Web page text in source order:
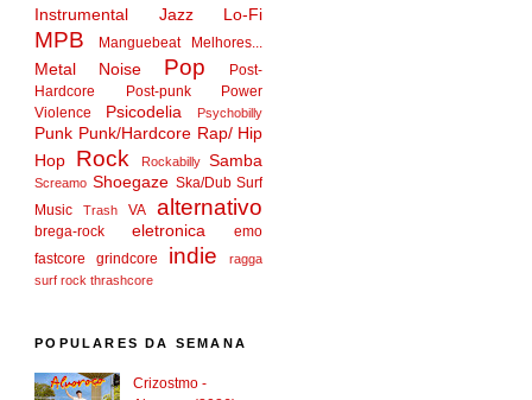
Instrumental Jazz Lo-Fi
MPB Manguebeat Melhores...
Metal Noise Pop
Post-
Hardcore
Post-punk
Power
Violence
Psicodelia Psychobilly
Punk Punk/Hardcore Rap/ Hip
Hop
Rock Rockabilly Samba
Screamo Shoegaze Ska/Dub Surf
Music
Trash VA alternativo
brega-rock eletronica
emo
fastcore
grindcore indie
ragga
surf rock thrashcore
POPULARES DA SEMANA
Crizostmo -